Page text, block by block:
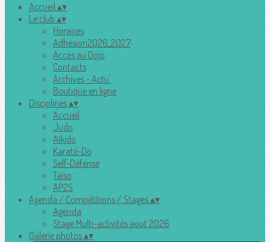
Accueil ▴▾
Le club ▴▾
Horaires
Adhesion2026_2027
Accès au Dojo
Contacts
Archives - Actu'
Boutique en ligne
Disciplines▴▾
Accueil
Judo
Aïkido
Karaté-Do
Self-Défense
Taïso
AP2S
Agenda / Compétitions / Stages▴▾
Agenda
Stage Multi-activités aout 2026
Galerie photos▴▾